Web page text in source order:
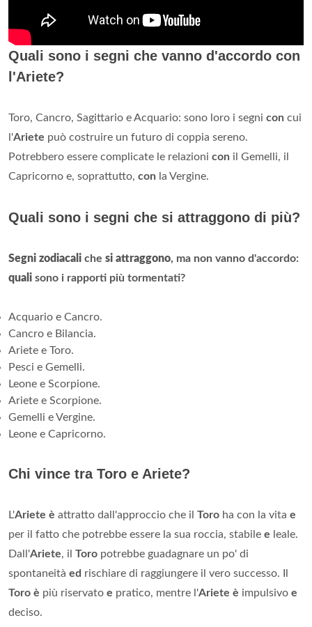
Quali sono i segni che vanno d'accordo con
l'Ariete?
Toro, Cancro, Sagittario e Acquario: sono loro i segni con cui
l'Ariete può costruire un futuro di coppia sereno.
Potrebbero essere complicate le relazioni con il Gemelli, il
Capricorno e, soprattutto, con la Vergine.
Quali sono i segni che si attraggono di più?
Segni zodiacali che si attraggono, ma non vanno d'accordo:
quali sono i rapporti più tormentati?
Acquario e Cancro.
Cancro e Bilancia.
Ariete e Toro.
Pesci e Gemelli.
Leone e Scorpione.
Ariete e Scorpione.
Gemelli e Vergine.
Leone e Capricorno.
Chi vince tra Toro e Ariete?
L'Ariete è attratto dall'approccio che il Toro ha con la vita e
per il fatto che potrebbe essere la sua roccia, stabile e leale.
Dall'Ariete, il Toro potrebbe guadagnare un po' di
spontaneità ed rischiare di raggiungere il vero successo. Il
Toro è più riservato e pratico, mentre l'Ariete è impulsivo e
deciso.